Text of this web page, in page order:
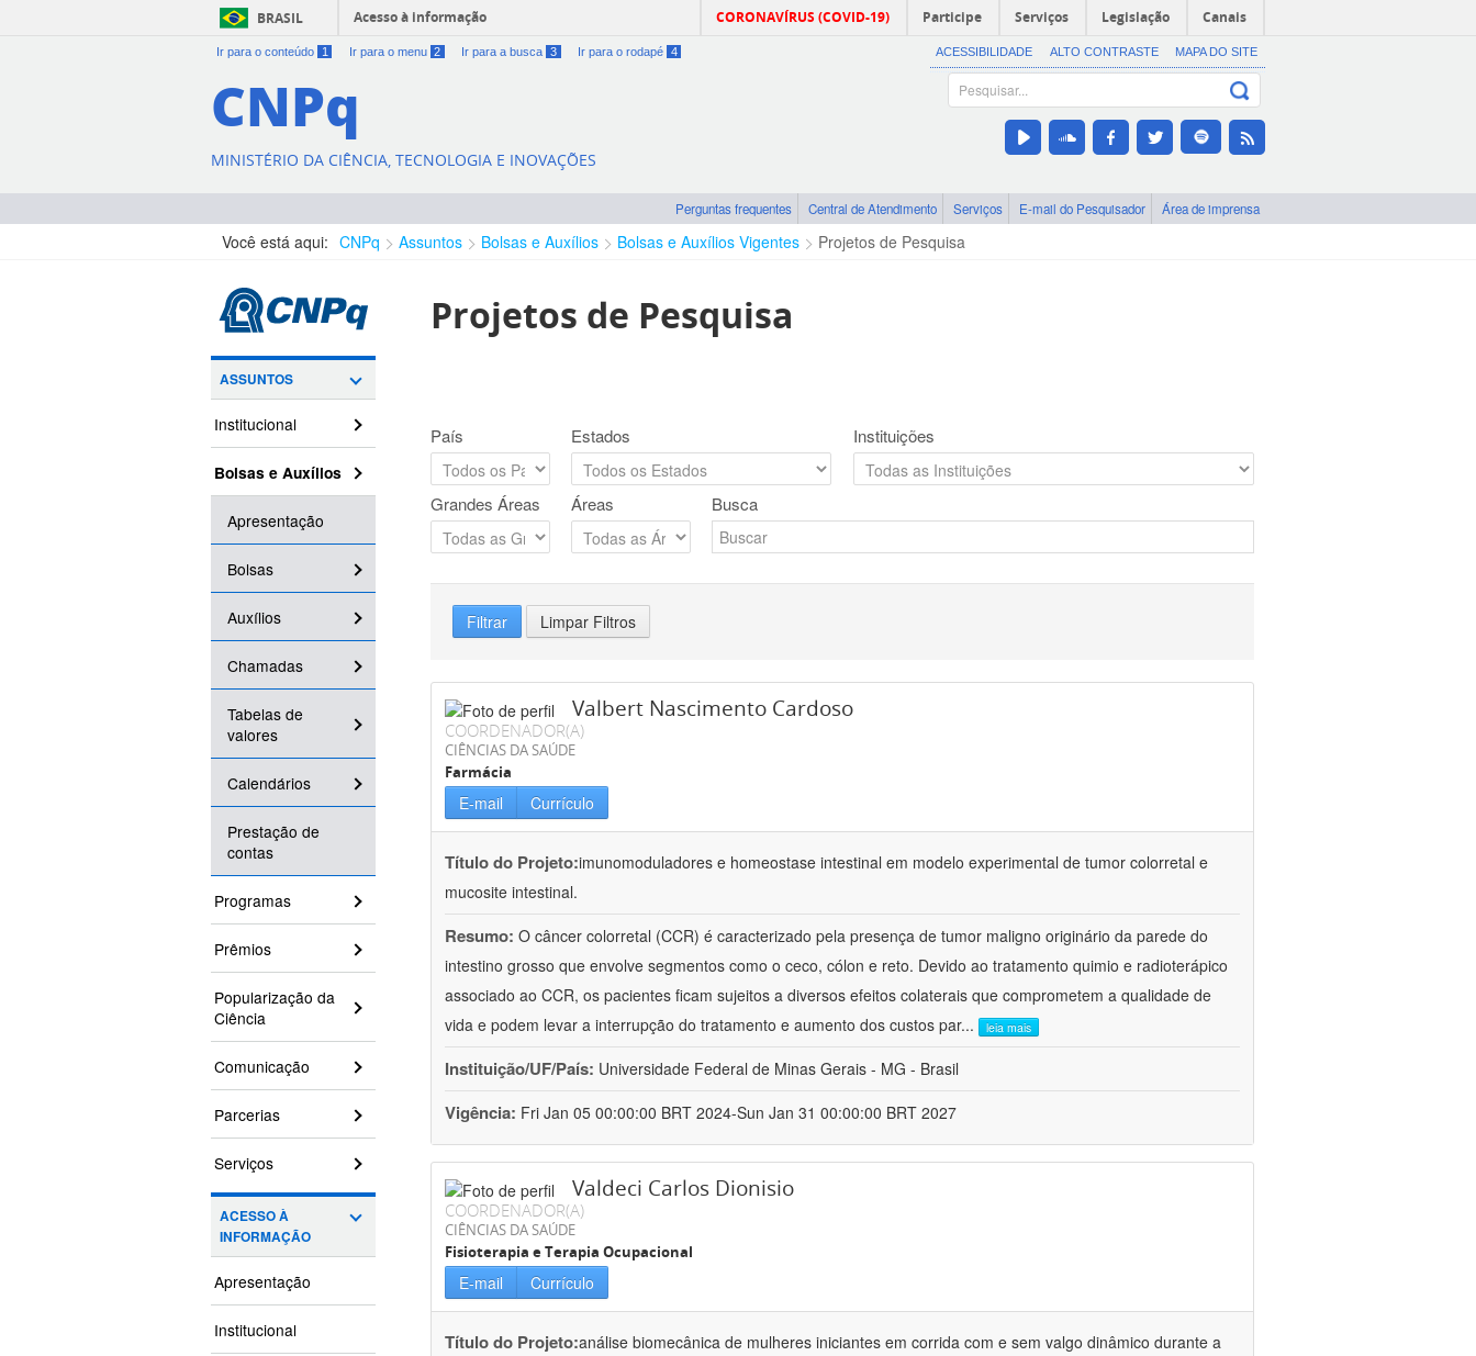
BRASIL Acesso à informação CORONAVÍRUS (COVID-19) Participe Serviços Legislação Canais
Ir para o conteúdo 1 Ir para o menu 2 Ir para a busca 3 Ir para o rodapé 4 ACESSIBILIDADE ALTO CONTRASTE MAPA DO SITE
CNPq
MINISTÉRIO DA CIÊNCIA, TECNOLOGIA E INOVAÇÕES
Perguntas frequentes Central de Atendimento Serviços E-mail do Pesquisador Área de imprensa
Você está aqui: CNPq Assuntos Bolsas e Auxílios Bolsas e Auxílios Vigentes Projetos de Pesquisa
ASSUNTOS
Institucional
Bolsas e Auxílios
Apresentação
Bolsas
Auxílios
Chamadas
Tabelas de
valores
Calendários
Prestação de
contas
Programas
Prêmios
Popularização da
Ciência
Comunicação
Parcerias
Serviços
ACESSO À
INFORMAÇÃO
Apresentação
Institucional
Projetos de Pesquisa
País Estados Instituições
Grandes Áreas Áreas Busca
Filtrar Limpar Filtros
Valbert Nascimento Cardoso
COORDENADOR(A)
CIÊNCIAS DA SAÚDE
Farmácia
E-mail Currículo
Título do Projeto:imunomoduladores e homeostase intestinal em modelo experimental de tumor colorretal e
mucosite intestinal.
Resumo: O câncer colorretal (CCR) é caracterizado pela presença de tumor maligno originário da parede do
intestino grosso que envolve segmentos como o ceco, cólon e reto. Devido ao tratamento quimio e radioterápico
associado ao CCR, os pacientes ficam sujeitos a diversos efeitos colaterais que comprometem a qualidade de
vida e podem levar a interrupção do tratamento e aumento dos custos par... leia mais
Instituição/UF/País: Universidade Federal de Minas Gerais - MG - Brasil
Vigência: Fri Jan 05 00:00:00 BRT 2024-Sun Jan 31 00:00:00 BRT 2027
Valdeci Carlos Dionisio
COORDENADOR(A)
CIÊNCIAS DA SAÚDE
Fisioterapia e Terapia Ocupacional
E-mail Currículo
Título do Projeto:análise biomecânica de mulheres iniciantes em corrida com e sem valgo dinâmico durante a